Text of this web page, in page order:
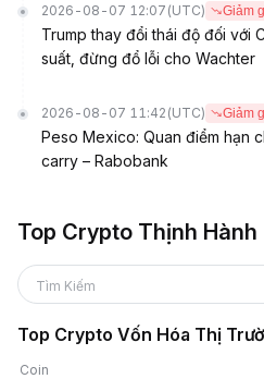
2026-08-07 12:07 (UTC) Giảm
Trump thay đổi thái độ đối với
suất, đừng đổ lỗi cho Wachter
2026-08-07 11:42 (UTC) Giảm
Peso Mexico: Quan điểm hạn
carry – Rabobank
Top Crypto Thịnh Hành
Tìm Kiếm
Top Crypto Vốn Hóa Thị
Coin